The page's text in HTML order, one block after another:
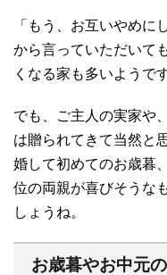
「もう、お互いやめに
から言っていただいて
くなる家も多いようです
でも、ご主人の実家や
は贈られてきて当然と
婚して初めてのお歳暮
位の両親が喜びそうな
しょうね。
お歳暮やお中元